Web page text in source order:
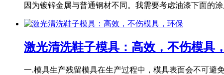
因为镀锌金属与普通钢材不同。我需要考虑油漆下面的
激光清洗鞋子模具：高效，不伤模具
一.模具生产残留模具在生产过程中，模具表面会不可避